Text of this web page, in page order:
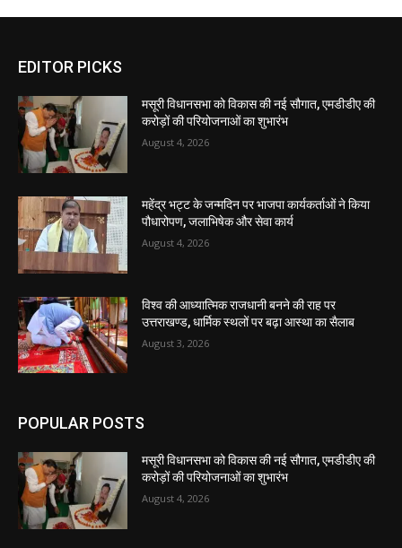
EDITOR PICKS
मसूरी विधानसभा को विकास की नई सौगात, एमडीडीए की
करोड़ों की परियोजनाओं का शुभारंभ
August 4, 2026
महेंद्र भट्ट के जन्मदिन पर भाजपा कार्यकर्ताओं ने किया
पौधारोपण, जलाभिषेक और सेवा कार्य
August 4, 2026
विश्व की आध्यात्मिक राजधानी बनने की राह पर
उत्तराखण्ड, धार्मिक स्थलों पर बढ़ा आस्था का सैलाब
August 3, 2026
POPULAR POSTS
मसूरी विधानसभा को विकास की नई सौगात, एमडीडीए की
करोड़ों की परियोजनाओं का शुभारंभ
August 4, 2026